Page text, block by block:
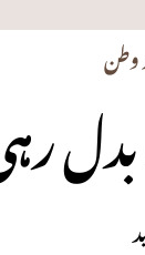
وطن
بدل